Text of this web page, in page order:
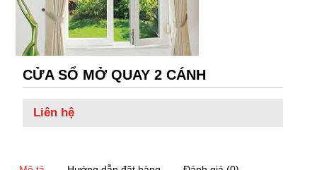
CỬA SỔ MỞ QUAY 2 CÁNH
Liên hệ